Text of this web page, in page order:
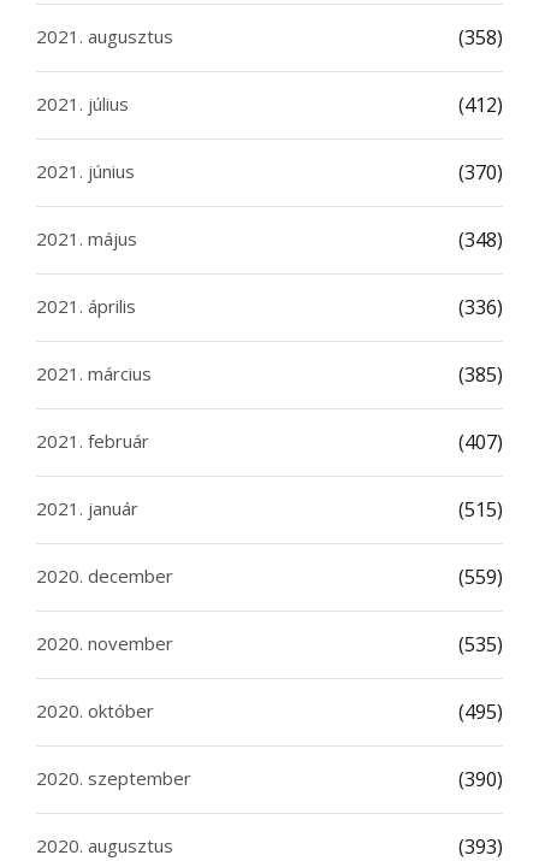
2021. augusztus (358)
2021. július (412)
2021. június (370)
2021. május (348)
2021. április (336)
2021. március (385)
2021. február (407)
2021. január (515)
2020. december (559)
2020. november (535)
2020. október (495)
2020. szeptember (390)
2020. augusztus (393)